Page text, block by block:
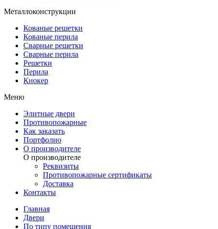
Металлоконструкции
Кованые решетки
Кованые перила
Сварные решетки
Сварные перила
Решетки
Перила
Кнокер
Меню
Элитные двери
Противопожарные
Как заказать
Портфолио
О производителе
О производителе
Реквизиты
Противопожарные сертификаты
Доставка
Контакты
Главная
Двери
По типу помещения